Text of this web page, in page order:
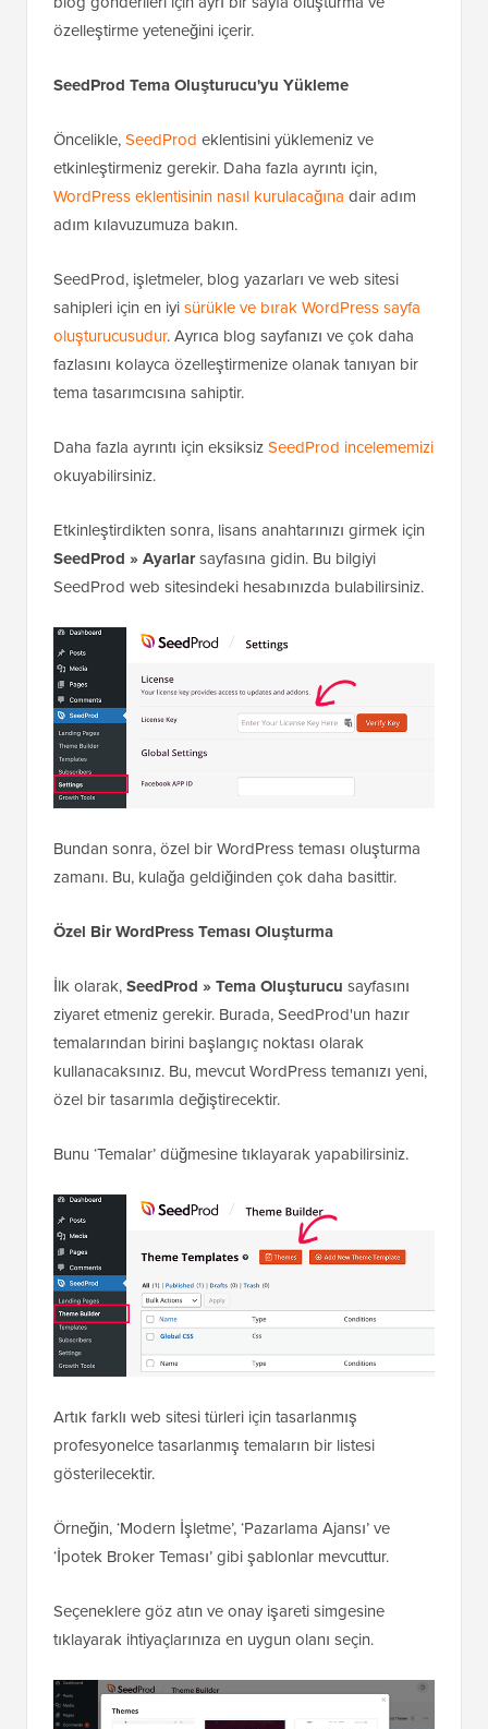
özelleştirme yeteneğini içerir.
SeedProd Tema Oluşturucu'yu Yükleme
Öncelikle,SeedProd eklentisini yüklemeniz ve
etkinleştirmeniz gerekir. Daha fazla ayrıntı için,
WordPress eklentisinin nasıl kurulacağına dair adım
adım kılavuzumuza bakın.
SeedProd, işletmeler, blog yazarları ve web sitesi
sahipleri için en iyisürükle ve bırak WordPress sayfa
oluşturucusudur. Ayrıca blog sayfanızı ve çok daha
fazlasını kolayca özelleştirmenize olanak tanıyan bir
tema tasarımcısına sahiptir.
Daha fazla ayrıntı için eksiksizSeedProd incelememizi
okuyabilirsiniz.
Etkinleştirdikten sonra, lisans anahtarınızı girmek için
SeedProd » Ayarlarsayfasına gidin. Bu bilgiyi
SeedProd web sitesindeki hesabınızda bulabilirsiniz.
Bundan sonra, özel bir WordPress teması oluşturma
zamanı. Bu, kulağa geldiğinden çok daha basittir.
Özel Bir WordPress Teması Oluşturma
İlk olarak,SeedProd » Tema Oluşturucu sayfasını
ziyaret etmeniz gerekir. Burada, SeedProd'un hazır
temalarından birini başlangıç noktası olarak
kullanacaksınız. Bu, mevcut WordPress temanızı yeni,
özel bir tasarımla değiştirecektir.
Bunu ‘Temalar’ düğmesine tıklayarak yapabilirsiniz.
Artık farklı web sitesi türleri için tasarlanmış
profesyonelce tasarlanmış temaların bir listesi
gösterilecektir.
Örneğin, ‘Modern İşletme’, ‘Pazarlama Ajansı’ ve
‘İpotek Broker Teması’ gibi şablonlar mevcuttur.
Seçeneklere göz atın ve onay işareti simgesine
tıklayarak ihtiyaçlarınıza en uygun olanı seçin.